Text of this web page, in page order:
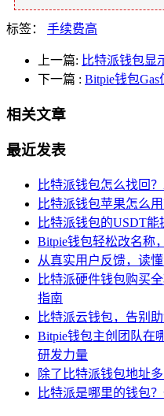
标签： 手续费高
上一篇: 比特派钱包显
下一篇 : Bitpie钱包
相关文章
最近发表
比特派钱包怎么找回
比特派钱包苹果怎么
比特派钱包的USDT
Bitpie钱包轻松改名称
从真实用户反馈，读
比特派硬件钱包购买
指南
比特派云钱包，告别
Bitpie钱包主创团队在
研发力量
除了比特派钱包地址
比特派是哪里的钱包